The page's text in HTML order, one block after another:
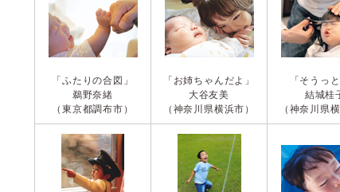
「ふたりの合図」
鵜野奈緒
（東京都調布市）
「お姉ちゃんだよ」
大谷友美
（神奈川県横浜市）
「そうっと
結城桂
（神奈川県